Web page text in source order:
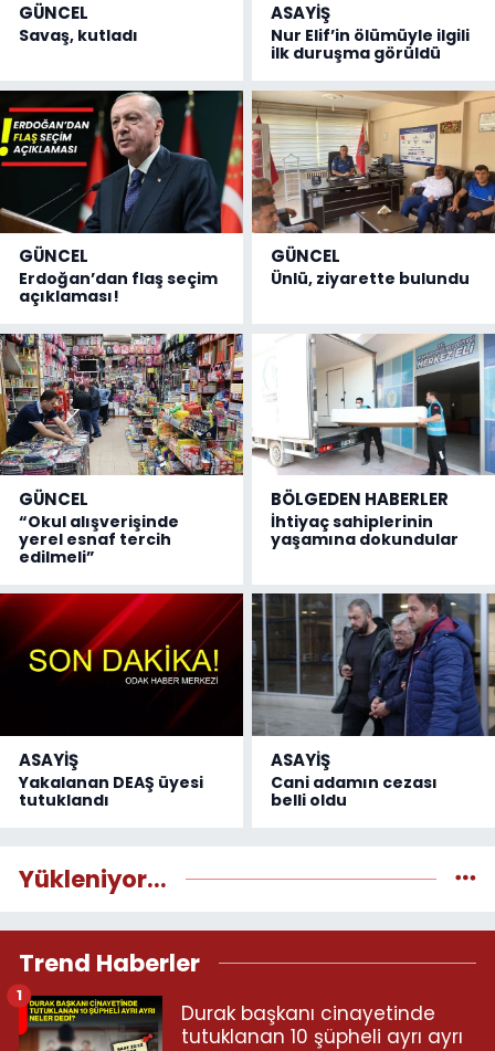
GÜNCEL
Savaş, kutladı
ASAYİŞ
Nur Elif’in ölümüyle ilgili
ilk duruşma görüldü
GÜNCEL
Erdoğan’dan flaş seçim
açıklaması!
GÜNCEL
Ünlü, ziyarette bulundu
GÜNCEL
“Okul alışverişinde
yerel esnaf tercih
edilmeli”
BÖLGEDEN HABERLER
İhtiyaç sahiplerinin
yaşamına dokundular
ASAYİŞ
Yakalanan DEAŞ üyesi
tutuklandı
ASAYİŞ
Cani adamın cezası
belli oldu
Yükleniyor...
Trend Haberler
Durak başkanı cinayetinde
tutuklanan 10 şüpheli ayrı ayrı
1